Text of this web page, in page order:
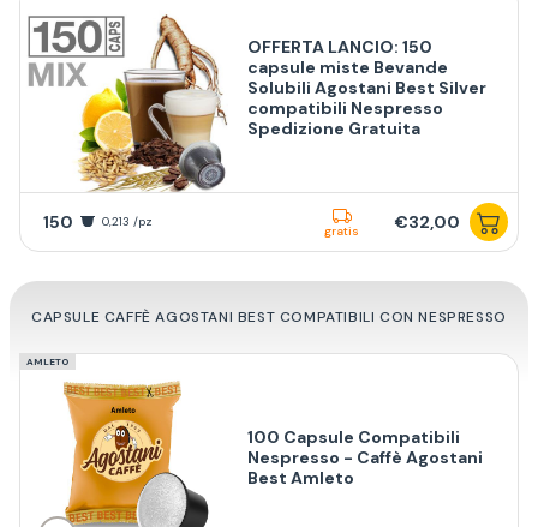
OFFERTA LANCIO: 150
capsule miste Bevande
Solubili Agostani Best Silver
compatibili Nespresso
Spedizione Gratuita
150 0,213 /pz
gratis €32,00
CAPSULE CAFFÈ AGOSTANI BEST COMPATIBILI CON NESPRESSO
AMLETO
100 Capsule Compatibili
Nespresso - Caffè Agostani
Best Amleto